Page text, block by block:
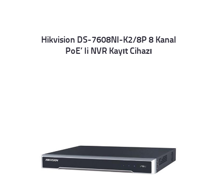
Details
Hikvision DS-7608NI-K2/8P 8 Kanal
PoE’ li NVR Kayıt Cihazı